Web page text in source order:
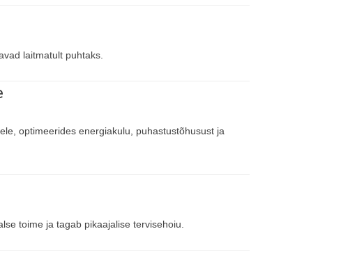
laitmatult puhtaks.
optimeerides energiakulu, puhastustõhusust ja
toime ja tagab pikaajalise tervisehoiu.